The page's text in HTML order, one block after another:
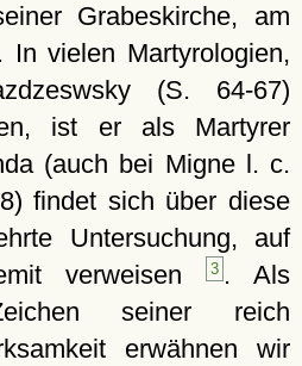
Grabeskirche, am
In vielen Martyrologien,
(S. 64-67)
ist er als Martyrer
(auch bei Migne l. c.
findet sich über diese
Untersuchung, auf
verweisen
3 . Als
seiner reich
erwähnen wir